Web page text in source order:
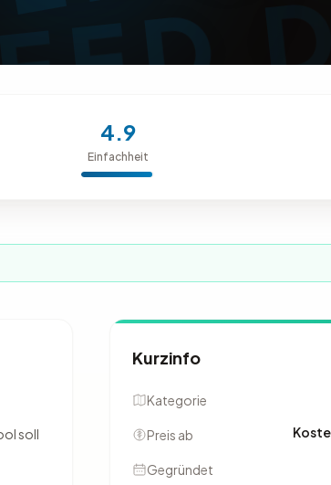
4.9
Einfachheit
soll
Kurzinfo
Kategorie
Preis ab
Gegründet